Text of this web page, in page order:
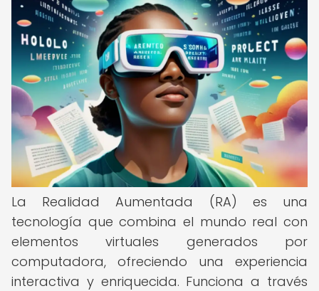
La Realidad Aumentada (RA) es una
tecnología que combina el mundo real con
elementos virtuales generados por
computadora, ofreciendo una experiencia
interactiva y enriquecida. Funciona a través